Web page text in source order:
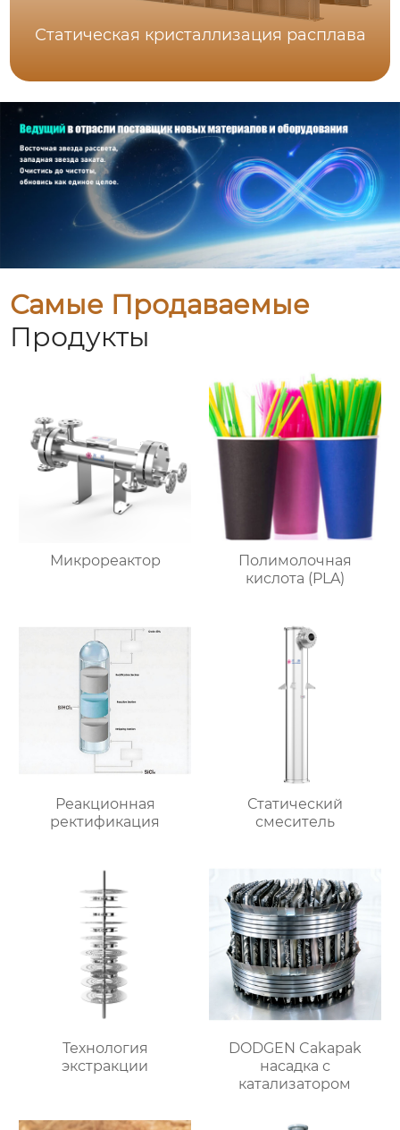
Статическая кристаллизация расплава
Самые Продаваемые
Продукты
Микрореактор
Полимолочная
кислота (PLA)
Реакционная
ректификация
Статический
смеситель
Технология
экстракции
DODGEN Cakapak
насадка с
катализатором